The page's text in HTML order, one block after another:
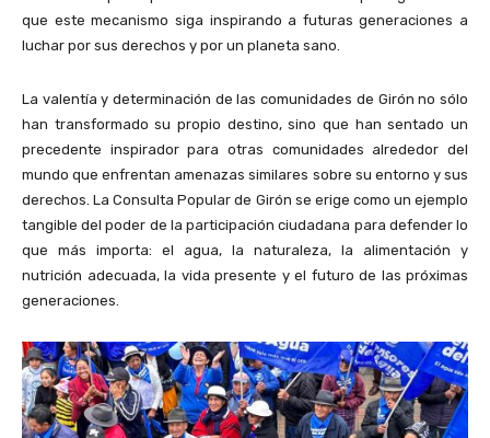
que este mecanismo siga inspirando a futuras generaciones a
luchar por sus derechos y por un planeta sano.
La valentía y determinación de las comunidades de Girón no sólo
han transformado su propio destino, sino que han sentado un
precedente inspirador para otras comunidades alrededor del
mundo que enfrentan amenazas similares sobre su entorno y sus
derechos. La Consulta Popular de Girón se erige como un ejemplo
tangible del poder de la participación ciudadana para defender lo
que más importa: el agua, la naturaleza, la alimentación y
nutrición adecuada, la vida presente y el futuro de las próximas
generaciones.